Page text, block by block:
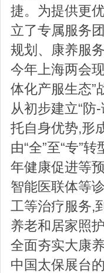
捷。为提供更
立了专属服务
规划、康养服
今年上海两会
体化产服生态”
从初步建立“防
托自身优势,形
由“全”至“专”
年健康促进等
智能医联体等
工等治疗服务,
养老和居家照
全面夯实大康
中国太保展台